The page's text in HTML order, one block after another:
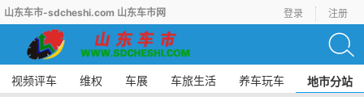
山东车市-sdcheshi.com 山东车市网 登录 注册
视频评车 维权 车展 车旅生活 养车玩车 地市分站